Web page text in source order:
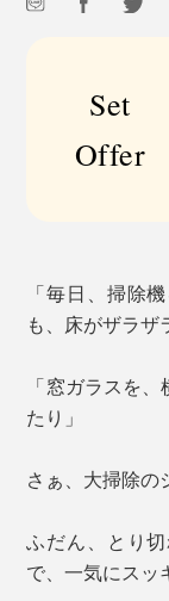
Set
Offer
「毎日、掃除
も、床がザラザ
「窓ガラスを
たり」
さぁ、大掃除の
ふだん、とり
で、一気にスッ